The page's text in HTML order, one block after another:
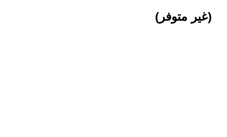
(غير متوفر)